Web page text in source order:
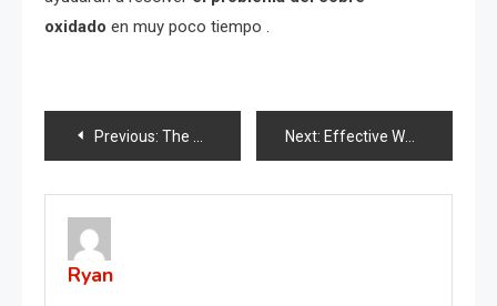
oxidado en muy poco tiempo .
Post
navigation
Previous: The Hidden Power of Dandelion Roots Next: Effective Ways to Repel Pests Using Garlic: Mice, Flies, Lice, Cockroaches, Lizards, Mosquitoes
Ryan